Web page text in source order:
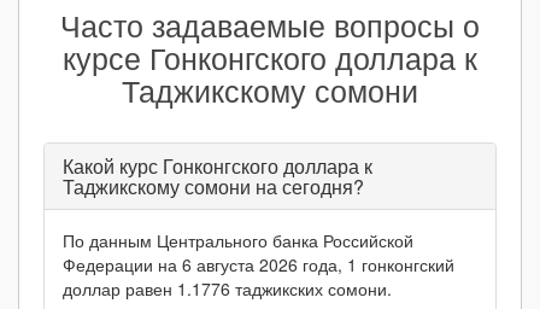
Часто задаваемые вопросы о
курсе Гонконгского доллара к
Таджикскому сомони
Какой курс Гонконгского доллара к
Таджикскому сомони на сегодня?
По данным Центрального банка Российской
Федерации на 6 августа 2026 года, 1 гонконгский
доллар равен 1.1776 таджикских сомони.